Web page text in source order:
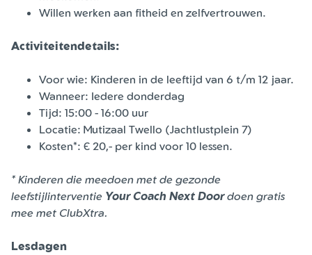
Willen werken aan fitheid en zelfvertrouwen.
Activiteitendetails:
Voor wie: Kinderen in de leeftijd van 6 t/m 12 jaar.
Wanneer: Iedere donderdag
Tijd: 15:00 - 16:00 uur
Locatie: Mutizaal Twello (Jachtlustplein 7)
Kosten*: € 20,- per kind voor 10 lessen.
* Kinderen die meedoen met de gezonde
leefstijlinterventie Your Coach Next Doordoen gratis
mee met ClubXtra.
Lesdagen